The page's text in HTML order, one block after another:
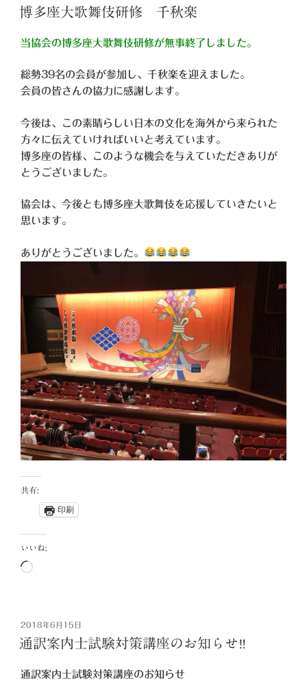
稿
日:
博多座大歌舞伎研修 千秋楽
当協会の博多座大歌舞伎研修が無事終了しました。
総勢39名の会員が参加し、千秋楽を迎えました。
会員の皆さんの協力に感謝します。
今後は、この素晴らしい日本の文化を海外から来られた
方々に伝えていければいいと考えています。
博多座の皆様、このような機会を与えていただきありが
とうございました。
協会は、今後とも博多座大歌舞伎を応援していきたいと
思います。
ありがとうございました。
共有:
印刷
いいね:
読
投
稿
日:
2018年6月15日
通訳案内士試験対策講座のお知らせ‼
通訳案内士試験対策講座のお知らせ